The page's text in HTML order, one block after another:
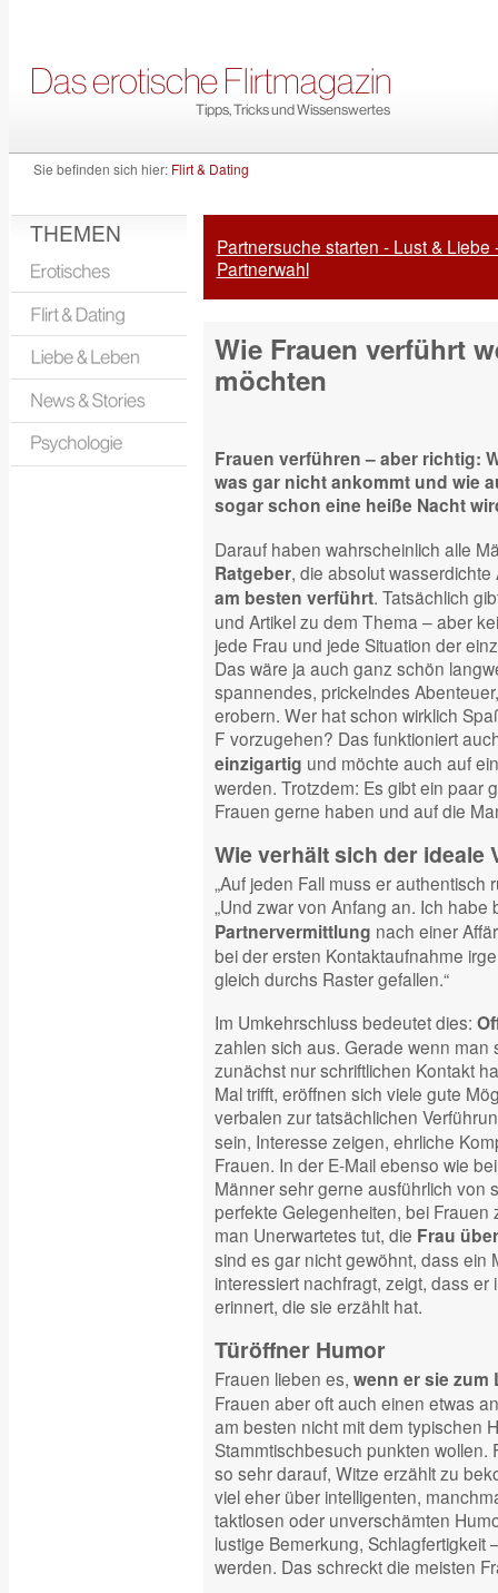
Sie befinden sich hier: Flirt & Dating
THEMEN
Partnersuche starten - Lust & Liebe
Partnerwahl
Wie Frauen verführt
möchten
Frauen verführen – aber richtig:
was gar nicht ankommt und wie
sogar schon eine heiße Nacht
Darauf haben wahrscheinlich alle
Ratgeber, die absolut
am besten verführt. Tatsächlich
und Artikel zu dem Thema – aber
jede Frau und jede Situation der
Das wäre ja auch ganz schön
spannendes, prickelndes
erobern. Wer hat schon wirklich
F vorzugehen? Das funktioniert
einzigartig und möchte auch auf
werden. Trotzdem: Es gibt ein paar
Frauen gerne haben und auf die
Wie verhält sich der ideale
„Auf jeden Fall muss er authentisch
„Und zwar von Anfang an. Ich habe
Partnervermittlung nach einer
bei der ersten Kontaktaufnahme
gleich durchs Raster gefallen.“
Im Umkehrschluss bedeutet dies:
zahlen sich aus. Gerade wenn man
zunächst nur schriftlichen Kontakt
Mal trifft, eröffnen sich viele gute
verbalen zur tatsächlichen
sein, Interesse zeigen, ehrliche
Frauen. In der E-Mail ebenso wie
Männer sehr gerne ausführlich von
perfekte Gelegenheiten, bei Frauen
man Unerwartetes tut, die Frau
sind es gar nicht gewöhnt, dass ein
interessiert nachfragt, zeigt, dass
erinnert, die sie erzählt hat.
Türöffner Humor
Frauen lieben es, wenn er sie zum
Frauen aber oft auch einen etwas
am besten nicht mit dem typischen
Stammtischbesuch punkten wollen.
so sehr darauf, Witze erzählt zu
viel eher über intelligenten,
taktlosen oder unverschämten
lustige Bemerkung, Schlagfertigkeit
werden. Das schreckt die meisten